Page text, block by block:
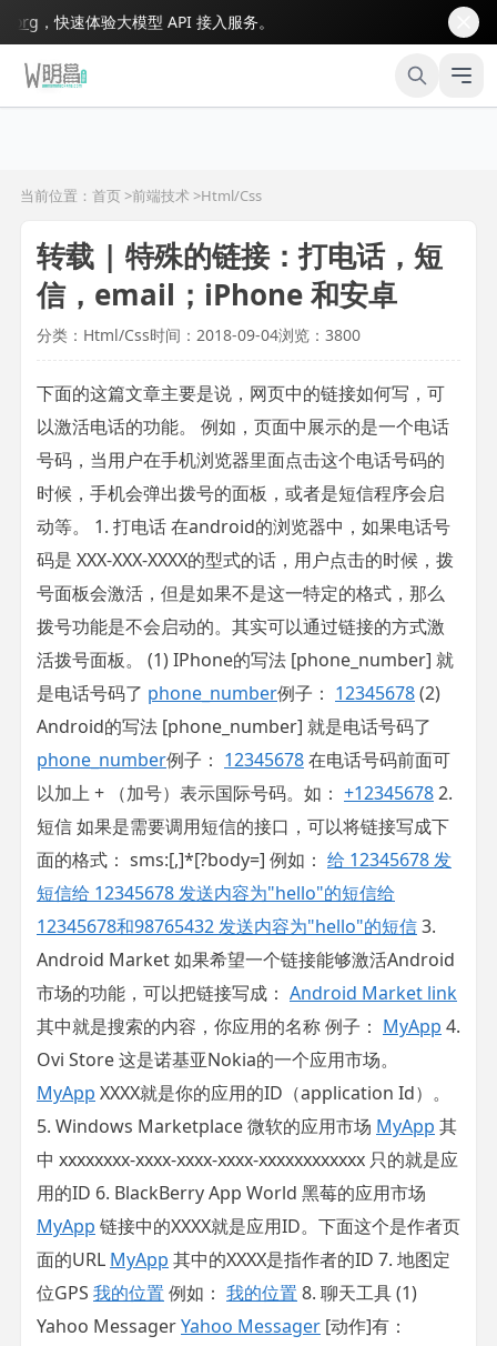
，快速体验大模型 API 接入服务。
当前位置：首页 >前端技术 >Html/Css
转载 | 特殊的链接：打电话，短
信，email；iPhone 和安卓
分类：Html/Css时间：2018-09-04浏览：3800
下面的这篇文章主要是说，网页中的链接如何写，可
以激活电话的功能。 例如，页面中展示的是一个电话
号码，当用户在手机浏览器里面点击这个电话号码的
时候，手机会弹出拨号的面板，或者是短信程序会启
动等。 1. 打电话 在android的浏览器中，如果电话号
码是 XXX-XXX-XXXX的型式的话，用户点击的时候，拨
号面板会激活，但是如果不是这一特定的格式，那么
拨号功能是不会启动的。其实可以通过链接的方式激
活拨号面板。 (1) IPhone的写法 [phone_number] 就
是电话号码了 phone_number例子： 12345678(2)
Android的写法 [phone_number] 就是电话号码了
phone_number例子： 12345678在电话号码前面可
以加上 + （加号）表示国际号码。如： +123456782.
短信 如果是需要调用短信的接口，可以将链接写成下
面的格式： sms:[,]*[?body=] 例如： 给 12345678 发
短信给 12345678 发送内容为"hello"的短信给
12345678和98765432 发送内容为"hello"的短信3.
Android Market 如果希望一个链接能够激活Android
市场的功能，可以把链接写成： Android Market link
其中就是搜索的内容，你应用的名称 例子： MyApp 4.
Ovi Store 这是诺基亚Nokia的一个应用市场。
MyApp XXXX就是你的应用的ID（application Id）。
5. Windows Marketplace 微软的应用市场 MyApp 其
中 xxxxxxxx-xxxx-xxxx-xxxx-xxxxxxxxxxxx 只的就是应
用的ID 6. BlackBerry App World 黑莓的应用市场
MyApp 链接中的XXXX就是应用ID。下面这个是作者页
面的URL MyApp 其中的XXXX是指作者的ID 7. 地图定
位GPS 我的位置 例如： 我的位置 8. 聊天工具 (1)
Yahoo MessagerYahoo Messager [动作]有：